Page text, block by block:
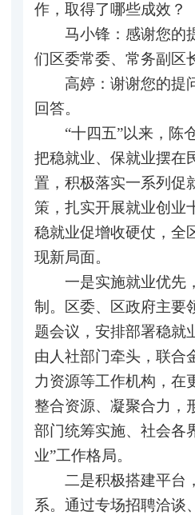
作，取得了哪些成效？
马小锋：感谢您的
们区委常委、常务副区
高婷：谢谢您的提
回答。
“十四五”以来，陈
把稳就业、保就业摆在
置，积极落实一系列促
策，扎实开展就业创业
稳就业促增收硬仗，全
现新局面。
一是实施就业优先
制。区委、区政府主要
题会议，安排部署稳就
由人社部门牵头，联合
力资源等工作机构，在
整合资源、凝聚合力，
部门统筹实施、社会各
业”工作格局。
二是积极搭建平台
系。通过专场招聘洽谈